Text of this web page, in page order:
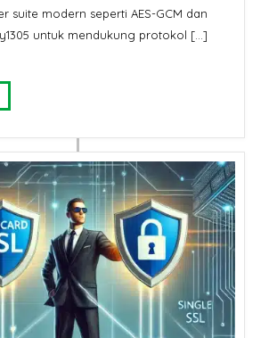
suite modern seperti AES-GCM dan
untuk mendukung protokol […]